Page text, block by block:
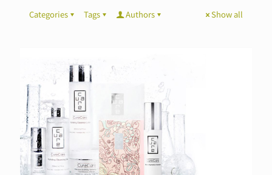
Categories Tags Authors Show all